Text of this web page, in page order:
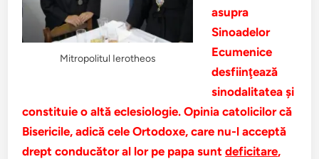
Mitropolitul Ierotheos
asupra
Sinoadelor
Ecumenice
desfiinţează
sinodalitatea şi
constituie o altă eclesiologie. Opinia catolicilor că
Bisericile, adică cele Ortodoxe, care nu-l acceptă
drept conducător al lor pe papa suntdeficitare,